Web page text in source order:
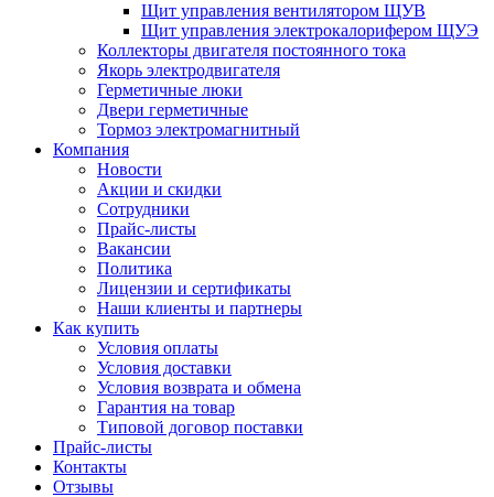
Щит управления вентилятором ЩУВ
Щит управления электрокалорифером ЩУЭ
Коллекторы двигателя постоянного тока
Якорь электродвигателя
Герметичные люки
Двери герметичные
Тормоз электромагнитный
Компания
Новости
Акции и скидки
Сотрудники
Прайс-листы
Вакансии
Политика
Лицензии и сертификаты
Наши клиенты и партнеры
Как купить
Условия оплаты
Условия доставки
Условия возврата и обмена
Гарантия на товар
Типовой договор поставки
Прайс-листы
Контакты
Отзывы